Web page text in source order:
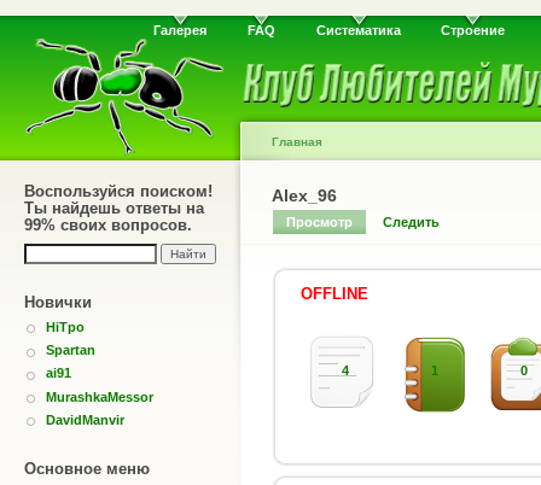
Галерея FAQ Систематика Строение
Воспользуйся поиском!
Ты найдешь ответы на
99% своих вопросов.
Новички
HiTpo
Spartan
ai91
MurashkaMessor
DavidManvir
Основное меню
Главная
Alex_96
Просмотр Следить
OFFLINE
4 1 0